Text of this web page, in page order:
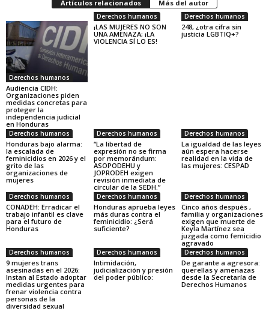
Artículos relacionados Más del autor
Derechos humanos
Audiencia CIDH:
Organizaciones piden
medidas concretas para
proteger la
independencia judicial
en Honduras
Derechos humanos
¡LAS MUJERES NO SON
UNA AMENAZA; ¡LA
VIOLENCIA SÍ LO ES!
Derechos humanos
248, ¿otra cifra sin
justicia LGBTIQ+?
Derechos humanos
Honduras bajo alarma:
la escalada de
feminicidios en 2026 y el
grito de las
organizaciones de
mujeres
Derechos humanos
“La libertad de
expresión no se firma
por memorándum:
ASOPODEHU y
JOPRODEH exigen
revisión inmediata de
circular de la SEDH.”
Derechos humanos
La igualdad de las leyes
aún espera hacerse
realidad en la vida de
las mujeres: CESPAD
Derechos humanos
CONADEH: Erradicar el
trabajo infantil es clave
para el futuro de
Honduras
Derechos humanos
Honduras aprueba leyes
más duras contra el
feminicidio: ¿Será
suficiente?
Derechos humanos
Cinco años después ,
familia y organizaciones
exigen que muerte de
Keyla Martínez sea
juzgada como femicidio
agravado
Derechos humanos
9 mujeres trans
asesinadas en el 2026:
Instan al Estado adoptar
medidas urgentes para
frenar violencia contra
personas de la
diversidad sexual
Derechos humanos
Intimidación,
judicialización y presión
del poder público:
Derechos humanos
De garante a agresora:
querellas y amenazas
desde la Secretaría de
Derechos Humanos